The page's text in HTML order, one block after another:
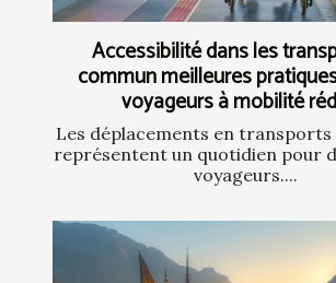
Accessibilité dans les
commun meilleures
voyageurs à mobilité
Les déplacements en transports
représentent un quotidien pour
voyageurs....